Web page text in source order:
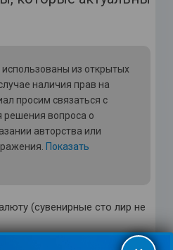
из открытых
наличия прав на
просим связаться с
решения вопроса о
авторства или
Показать
(сувенирные сто лир не